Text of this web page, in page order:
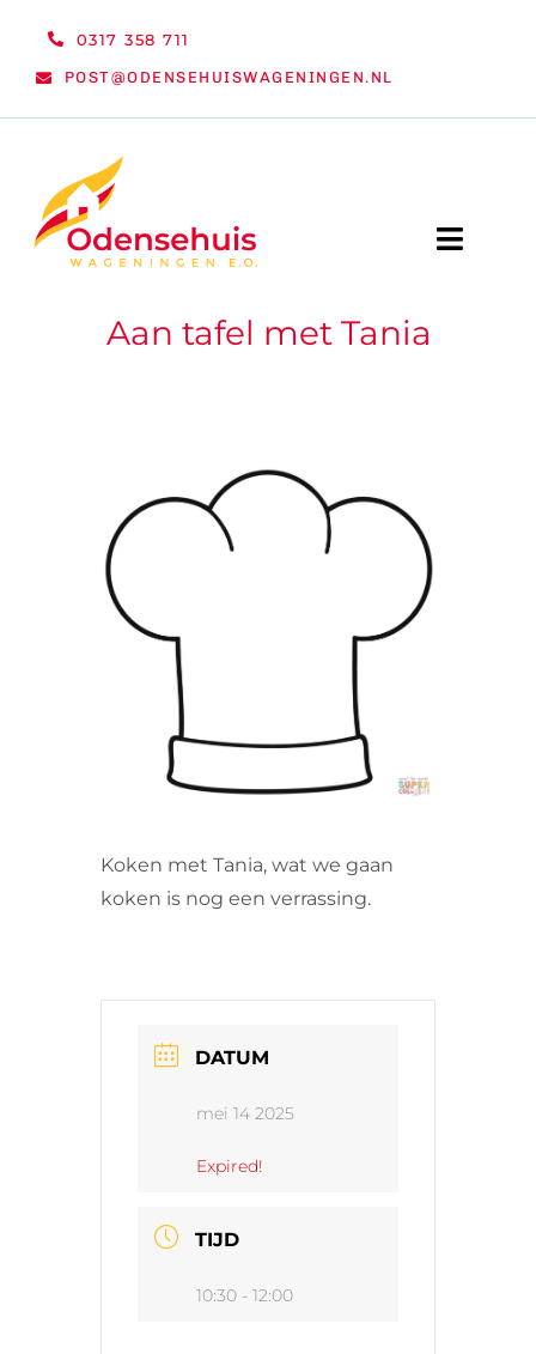
0317 358 711
POST@ODENSEHUISWAGENINGEN.NL
Toggle
ORGANISATIE
VRIJWILLIGERS & STAGIAIRES
Aan tafel met Tania
Koken met Tania, wat we gaan
koken is nog een verrassing.
DATUM
mei 14 2025
Expired!
TIJD
10:30 - 12:00